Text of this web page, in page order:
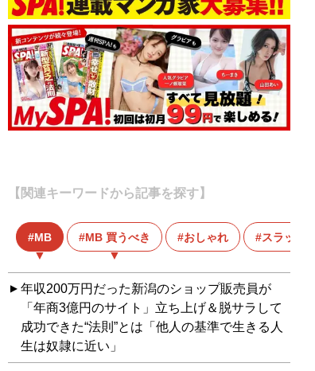
【関連キーワードから記事を探す】
MB MB 買うべき おしゃれ スラックス
年収200万円だった新潟のショップ販売員が
「年商3億円のサイト」立ち上げ＆脱サラして
成功できた“法則”とは「他人の基準で生きる人
生は奴隷に近い」